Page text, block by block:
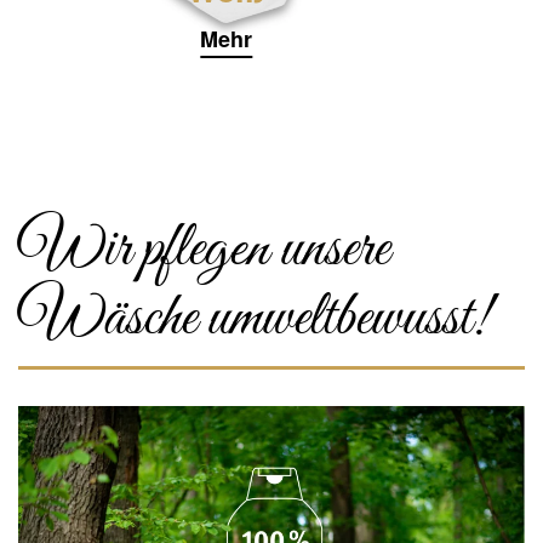
Mehr
Wir pflegen unsere
Wäsche umweltbewusst!